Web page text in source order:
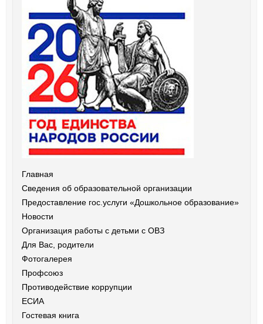
Главная
Сведения об образовательной организации
Предоставление гос.услуги «Дошкольное образование»
Новости
Организация работы с детьми с ОВЗ
Для Вас, родители
Фотогалерея
Профсоюз
Противодействие коррупции
ЕСИА
Гостевая книга